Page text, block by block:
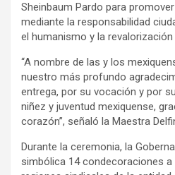
Sheinbaum Pardo para
mediante la responsabilidad
el humanismo y la
“A nombre de las y los
nuestro más profundo
entrega, por su vocación y por
niñez y juventud mexiquense,
corazón”, señaló la Maestra
Durante la ceremonia, la
simbólica 14 condecoraciones